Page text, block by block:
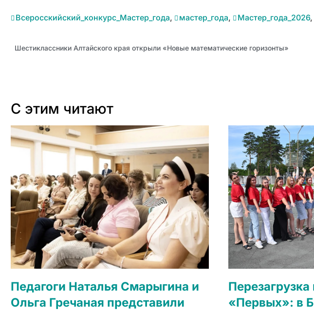
Всеросскийский_конкурс_Мастер_года, мастер_года, Мастер_года_2026,
Шестиклассники Алтайского края открыли «Новые математические горизонты»
С этим читают
Педагоги Наталья Смарыгина и
Ольга Гречаная представили
«Первых»: в